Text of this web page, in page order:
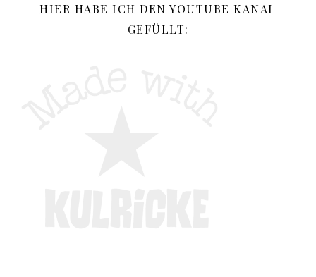
HIER HABE ICH DEN YOUTUBE KANAL
GEFÜLLT: